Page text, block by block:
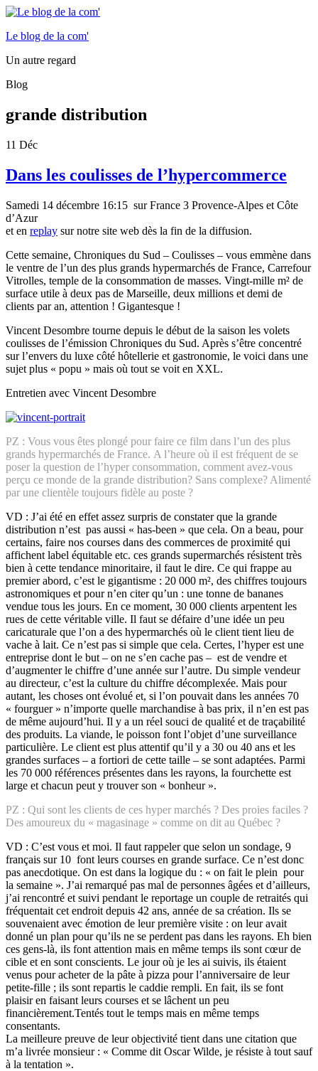
Le blog de la com'
Un autre regard
Blog
grande distribution
11 Déc
Dans les coulisses de l’hypercommerce
Samedi 14 décembre 16:15 sur France 3 Provence-Alpes et Côte
d’Azur
et en replay sur notre site web dès la fin de la diffusion.
Cette semaine, Chroniques du Sud – Coulisses – vous emmène dans
le ventre de l’un des plus grands hypermarchés de France, Carrefour
Vitrolles, temple de la consommation de masses. Vingt-mille m² de
surface utile à deux pas de Marseille, deux millions et demi de
clients par an, attention ! Gigantesque !
Vincent Desombre tourne depuis le début de la saison les volets
coulisses de l’émission Chroniques du Sud. Après s’être concentré
sur l’envers du luxe côté hôtellerie et gastronomie, le voici dans une
sujet plus « popu » mais où tout se voit en XXL.
Entretien avec Vincent Desombre
PZ : Vous vous êtes plongé pour faire ce film dans l’un des plus
grands hypermarchés de France. A l’heure où il est fréquent de se
poser la question de l’hyper consommation, comment avez-vous
perçu ce monde de la grande distribution? Sans complexe? Alimenté
par une clientèle toujours fidèle au poste ?
VD : J’ai été en effet assez surpris de constater que la grande
distribution n’est pas aussi « has-been » que cela. On a beau, pour
certains, faire nos courses dans des commerces de proximité qui
affichent label équitable etc. ces grands supermarchés résistent très
bien à cette tendance minoritaire, il faut le dire. Ce qui frappe au
premier abord, c’est le gigantisme : 20 000 m², des chiffres toujours
astronomiques et pour n’en citer qu’un : une tonne de bananes
vendue tous les jours. En ce moment, 30 000 clients arpentent les
rues de cette véritable ville. Il faut se défaire d’une idée un peu
caricaturale que l’on a des hypermarchés où le client tient lieu de
vache à lait. Ce n’est pas si simple que cela. Certes, l’hyper est une
entreprise dont le but – on ne s’en cache pas – est de vendre et
d’augmenter le chiffre d’une année sur l’autre. Du simple vendeur
au directeur, c’est la culture du chiffre décomplexée. Mais pour
autant, les choses ont évolué et, si l’on pouvait dans les années 70
« fourguer » n’importe quelle marchandise à bas prix, il n’en est pas
de même aujourd’hui. Il y a un réel souci de qualité et de traçabilité
des produits. La viande, le poisson font l’objet d’une surveillance
particulière. Le client est plus attentif qu’il y a 30 ou 40 ans et les
grandes surfaces – a fortiori de cette taille – se sont adaptées. Parmi
les 70 000 références présentes dans les rayons, la fourchette est
large et chacun peut y trouver son « bonheur ».
PZ : Qui sont les clients de ces hyper marchés ? Des proies faciles ?
Des amoureux du « magasinage » comme on dit au Québec ?
VD : C’est vous et moi. Il faut rappeler que selon un sondage, 9
français sur 10 font leurs courses en grande surface. Ce n’est donc
pas anecdotique. On est dans la logique du : « on fait le plein pour
la semaine ». J’ai remarqué pas mal de personnes âgées et d’ailleurs,
j’ai rencontré et suivi pendant le reportage un couple de retraités qui
fréquentait cet endroit depuis 42 ans, année de sa création. Ils se
souvenaient avec émotion de leur première visite : on leur avait
donné un plan pour qu’ils ne se perdent pas dans les rayons. Eh bien
ces gens-là, ils font attention mais en même temps ils sont cœur de
cible et en sont conscients. Le jour où je les ai suivis, ils étaient
venus pour acheter de la pâte à pizza pour l’anniversaire de leur
petite-fille ; ils sont repartis le caddie rempli. En fait, ils se font
plaisir en faisant leurs courses et se lâchent un peu
financièrement.Tentés tout le temps mais en même temps
consentants.
La meilleure preuve de leur objectivité tient dans une citation que
m’a livrée monsieur : « Comme dit Oscar Wilde, je résiste à tout sauf
à la tentation ».